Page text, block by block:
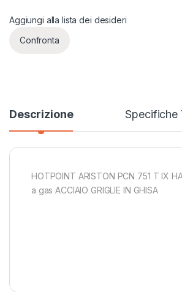
Aggiungi alla lista dei desideri
Confronta
Descrizione Specifiche
HOTPOINT ARISTON PCN 751 T IX
a gas ACCIAIO GRIGLIE IN GHISA